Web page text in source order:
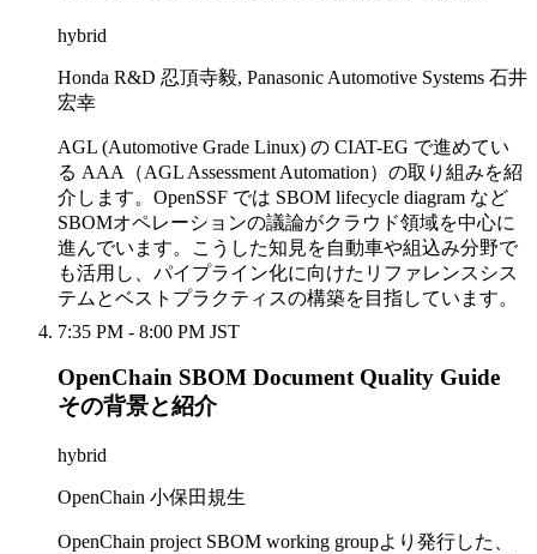
hybrid
Honda R&D 忍頂寺毅, Panasonic Automotive Systems 石井
宏幸
AGL (Automotive Grade Linux) の CIAT-EG で進めてい
る AAA（AGL Assessment Automation）の取り組みを紹
介します。OpenSSF では SBOM lifecycle diagram など
SBOMオペレーションの議論がクラウド領域を中心に
進んでいます。こうした知見を自動車や組込み分野で
も活用し、パイプライン化に向けたリファレンスシス
テムとベストプラクティスの構築を目指しています。
7:35 PM - 8:00 PM JST
OpenChain SBOM Document Quality Guide
その背景と紹介
hybrid
OpenChain 小保田規生
OpenChain project SBOM working groupより発行した、